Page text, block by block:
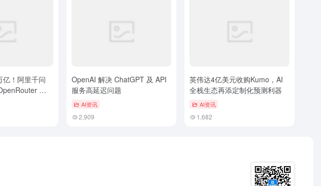
亿！阿里千问
全
OpenAI 解决 ChatGPT 及 API
服务高延迟问题
AI资讯
2,909
英伟达4亿美元收购Kumo，AI
全栈生态再添定制化预测利器
AI资讯
1,682